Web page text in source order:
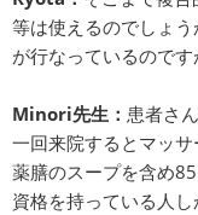
等は使えるのでしょ
が行なっているのです
Minori先生： 患者さ
一回来院するとマッ
薬膳のスープを含め
資格を持っている人